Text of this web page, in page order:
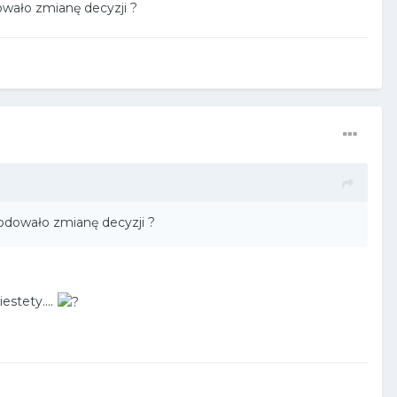
zmianę decyzji ?
zmianę decyzji ?